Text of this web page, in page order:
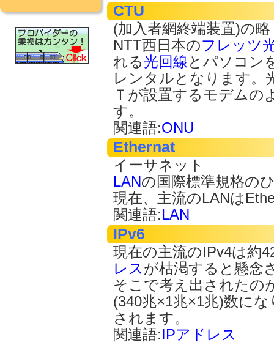
CTU
(加入者網終端装置)の略
NTT西日本のフレッツ
れる光回線 とパソコン
レンタルとなります。
Ｔが設置するモデムの
す。
関連語:ONU
Ethernat
イーサネット
LANの国際標準規格の
現在、主流のLANは
関連語:LAN
IPv6
現在の主流のIPv4は約
レスが枯渇すると懸念
そこで考え出されたの
(340兆×1兆×1兆)数に
されます。
関連語:IPアドレス